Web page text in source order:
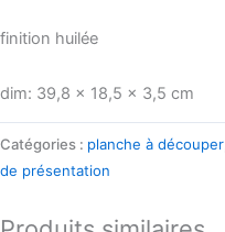
finition huilée
dim: 39,8 x 18,5 x 3,5 cm
Catégories : planche à découper
de présentation